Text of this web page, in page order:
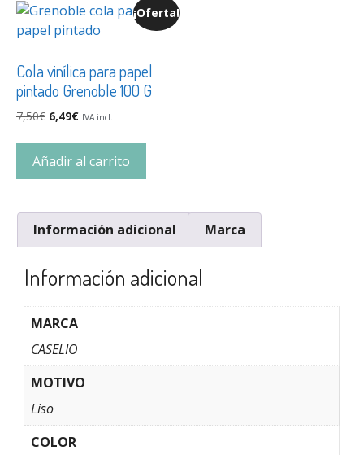
¡Oferta!
Cola vinílica para papel
pintado Grenoble 100 G
7,50€ 6,49€ IVA incl.
Añadir al carrito
Información adicional Marca
Información adicional
MARCA
CASELIO
MOTIVO
Liso
COLOR